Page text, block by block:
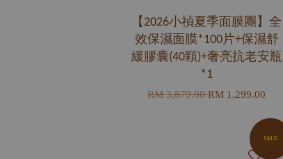
【2026小禎夏季面膜團】全
效保濕面膜*100片+保濕舒
緩膠囊(40顆)+奢亮抗老安瓶
*1
RM 3,879.00RM 1,299.00
SALE